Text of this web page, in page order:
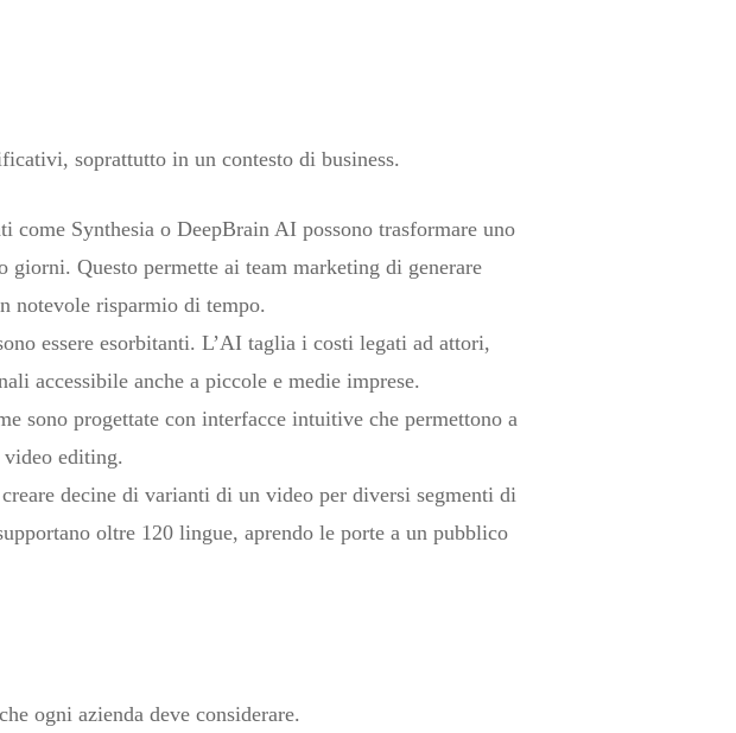
soprattutto in un contesto di business.
Synthesia o DeepBrain AI possono trasformare uno
Questo permette ai team marketing di generare
notevole risparmio di tempo.
essere esorbitanti. L’AI taglia i costi legati ad attori,
accessibile anche a piccole e medie imprese.
sono progettate con interfacce intuitive che permettono a
editing.
decine di varianti di un video per diversi segmenti di
oltre 120 lingue, aprendo le porte a un pubblico
ogni azienda deve considerare.